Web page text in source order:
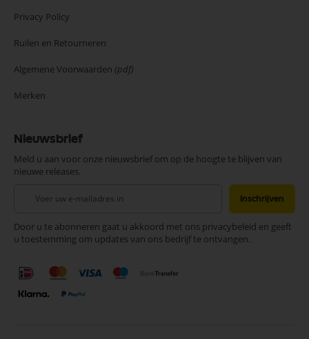
Privacy Policy
Ruilen en Retourneren
Algemene Voorwaarden (pdf)
Merken
Nieuwsbrief
Meld u aan voor onze nieuwsbrief om op de hoogte te blijven van
nieuwe releases.
onze
nieuwsbrief
Inschrijven
Door u te abonneren gaat u akkoord met ons privacybeleid en geeft
u toestemming om updates van ons bedrijf te ontvangen.